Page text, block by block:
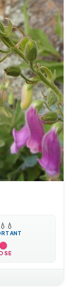
💧 💧